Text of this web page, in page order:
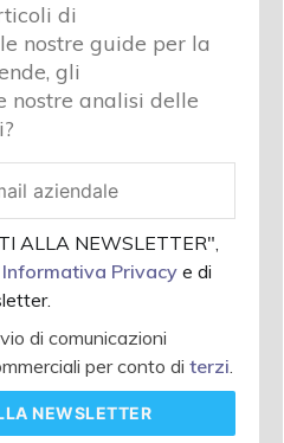
di
nostre guide per la
gli
nostre analisi delle
ALLA NEWSLETTER",
Informativa Privacy e di
di comunicazioni
per conto di terzi.
NEWSLETTER